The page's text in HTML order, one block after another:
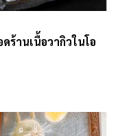
ร้านเนื้อวากิวในโอ